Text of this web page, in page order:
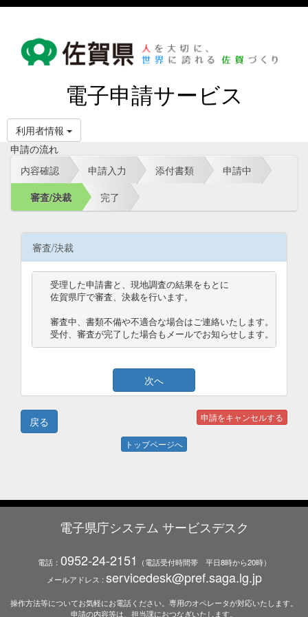
電子申請サービス
利用者情報
申請の流れ
内容確認
申請入力 添付書類
申請中
審査/決裁
完了
審査/決裁
受理した申請書と、現地調査の結果をもとに
佐賀県庁で審査、決裁を行います。
審査中、書類不備や不適合な場合はご連絡いたします。
受付、審査が完了した場合もメールでお知らせします。
トップページへ
電子県庁システム サービスデスク
電話： 0952-24-2151
（電話受付時間帯 平日8時から20時）
メールアドレス : servicedesk@pref.saga.lg.jp
操作方法等についてお気軽にお電話ください。専用のオペレータが対応いたします。
申請の内容等は、担当課におつなぎいたします。